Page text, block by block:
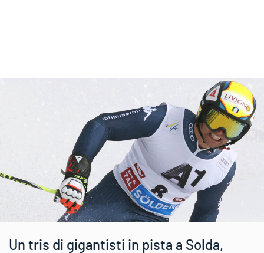
Un tris di gigantisti in pista a Solda,